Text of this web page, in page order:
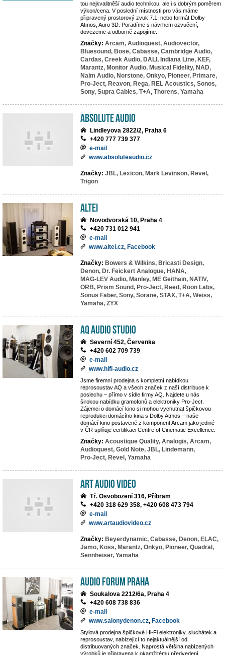
tou nejkvalitněší audio technikou, ale i s dobrým poměrem
výkon/cena. V poslední místnosti pro vás máme
připravený prostorový zvuk 7.1, nebo formát Dolby
Atmos, Auro 3D. Poradíme s návrhem ozvučení,
dovezeme a odborně zapojíme.
Značky: Arcam, Audioquest, Audiovector,
Bluesound, Bose, Cabasse, Cambridge Audio,
Cardas, Creek Audio, DALI, Indiana Line, KEF,
Marantz, Monitor Audio, Musical Fidelity, NAD,
Naim Audio, Norstone, Onkyo, Pioneer, Primare,
Pro-Ject, Reavon, Rega, REL Acoustics, Sonos,
Sony, Supra Cables, T+A, Thorens, Yamaha
Absolute Audio
Lindleyova 2822/2, Praha 6
+420 777 739 377
e-mail
www.absoluteaudio.cz
Značky: JBL, Lexicon, Mark Levinson, Revel,
Trigon
ALTEI
Novodvorská 10, Praha 4
+420 731 012 941
e-mail
www.altei.cz, Facebook
Značky: Bowers & Wilkins, Bricasti Design,
Denon, Dr. Feickert Analogue, HANA,
MAG-LEV Audio, Manley, ME Geithain, NATIV,
ORB, Prism Sound, Pro-Ject, Reed, Roon Labs,
Sonus Faber, Sony, Sorane, STAX, T+A, Weiss,
Yamaha, ZYX
AQ Audio Studio
Severní 452, Červenka
+420 602 709 739
e-mail
www.hifi-audio.cz
Jsme firemní prodejna s kompletní nabídkou
reprosoustav AQ a všech značek z naší distribuce k
poslechu – přímo v sídle firmy AQ. Najdete u nás
širokou nabídku gramofonů a elektroniky Pro-Ject.
Zájemci o domácí kino si mohou vychutnat špičkovou
reprodukci domácího kina s Dolby Atmos – naše
domácí kino postavené z komponent Arcam jako jediné
v ČR splňuje certifikaci Centre of Cinematic Excellence.
Značky: Acoustique Quality, Analogis, Arcam,
Audioquest, Gold Note, JBL, Lindemann,
Pro-Ject, Revel, Yamaha
Art Audio Video
Tř. Osvobození 316, Příbram
+420 318 629 358, +420 608 473 794
e-mail
www.artaudiovideo.cz
Značky: Beyerdynamic, Cabasse, Denon, ELAC,
Jamo, Koss, Marantz, Onkyo, Pioneer, Quadral,
Sennheiser, Yamaha
Audio Forum Praha
Soukalova 2212/6a, Praha 4
+420 608 738 836
e-mail
www.salonydenon.cz, Facebook
Stylová prodejna špičkové Hi-Fi elektroniky, sluchátek a
reprosoustav, nabízející to nejaktuálnější od
distribuovaných značek. Naprostá většina nabízených
výrobků je připravena k okamžitému předvedení.